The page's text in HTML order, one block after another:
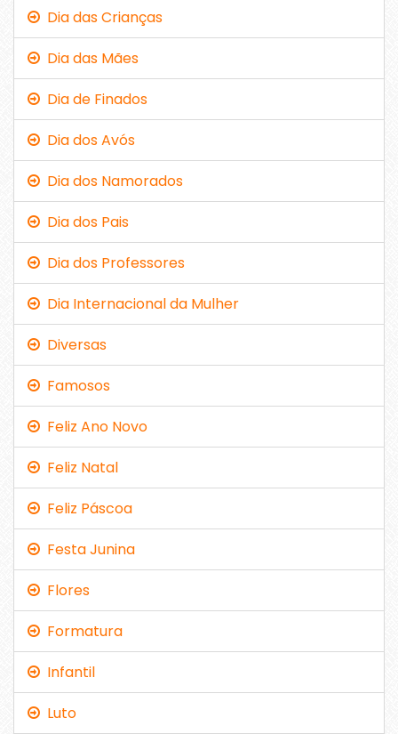
Dia das Crianças
Dia das Mães
Dia de Finados
Dia dos Avós
Dia dos Namorados
Dia dos Pais
Dia dos Professores
Dia Internacional da Mulher
Diversas
Famosos
Feliz Ano Novo
Feliz Natal
Feliz Páscoa
Festa Junina
Flores
Formatura
Infantil
Luto